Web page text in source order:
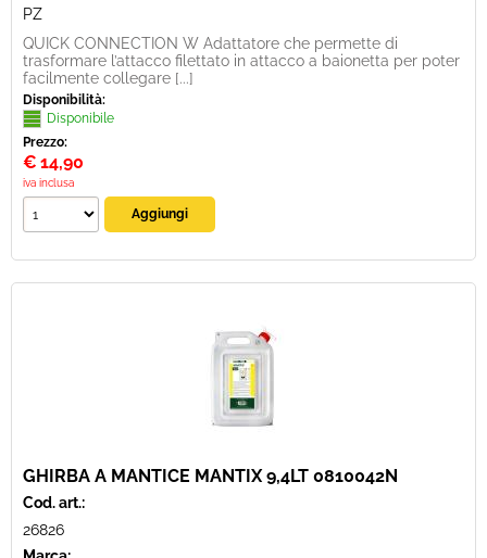
PZ
QUICK CONNECTION W Adattatore che permette di
trasformare l’attacco filettato in attacco a baionetta per poter
facilmente collegare [...]
Disponibilità:
Disponibile
Prezzo:
€ 14,90
iva inclusa
GHIRBA A MANTICE MANTIX 9,4LT 0810042N
Cod. art.:
26826